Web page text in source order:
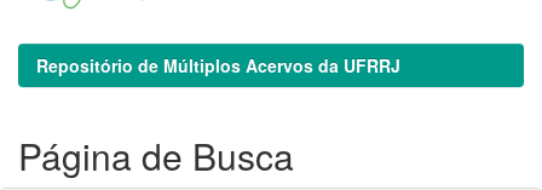
Repositório de Múltiplos Acervos da UFRRJ
Página de Busca